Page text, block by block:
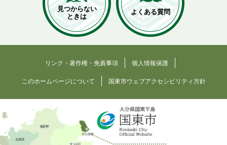
見つからない
ときは
よくある質問
リンク・著作権・免責事項 個人情報保護
このホームページについて 国東市ウェブアクセシビリティ方針